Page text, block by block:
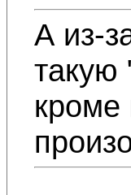
А из-
такую
кроме